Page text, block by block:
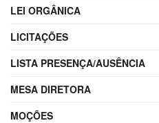
LEI ORGÂNICA
LICITAÇÕES
LISTA PRESENÇA/AUSÊNCIA
MESA DIRETORA
MOÇÕES